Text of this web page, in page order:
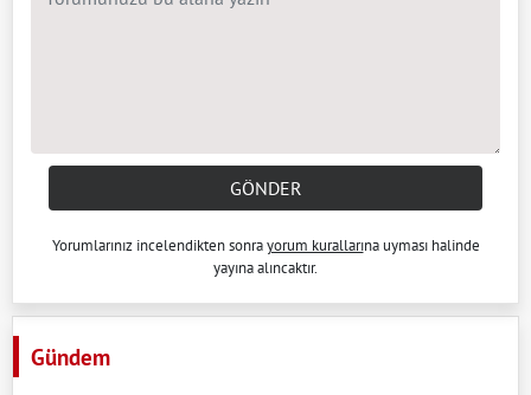
GÖNDER
Yorumlarınız incelendikten sonrayorum kurallarına uyması halinde
yayına alıncaktır.
Gündem